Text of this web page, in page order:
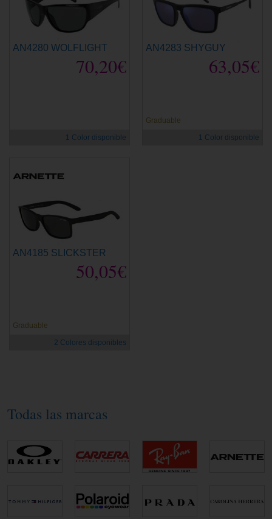
AN4280 WOLFLIGHT
70,20€
1 Color disponible
AN4283 SHYGUY
63,05€
Graduable
1 Color disponible
AN4185 SLICKSTER
50,05€
Graduable
2 Colores disponibles
Todas las marcas